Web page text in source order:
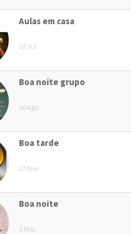
Aulas em casa
17 Jul
Boa noite grupo
30 Ago
Boa tarde
27 Nov
Boa noite
5 Mai